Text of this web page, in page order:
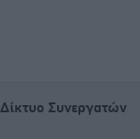
Δίκτυο Συνεργατών